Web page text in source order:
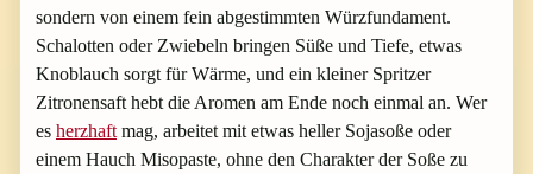
sondern von einem fein abgestimmten Würzfundament.
Schalotten oder Zwiebeln bringen Süße und Tiefe, etwas
Knoblauch sorgt für Wärme, und ein kleiner Spritzer
Zitronensaft hebt die Aromen am Ende noch einmal an. Wer
es herzhaft mag, arbeitet mit etwas heller Sojasoße oder
einem Hauch Misopaste, ohne den Charakter der Soße zu